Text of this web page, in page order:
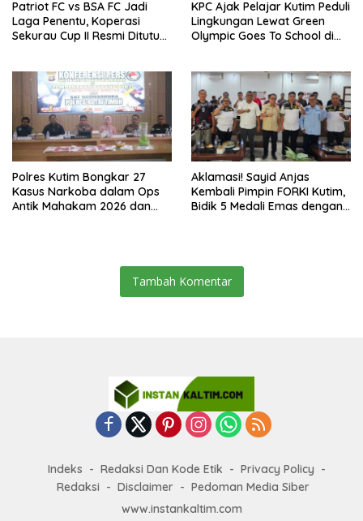
Patriot FC vs BSA FC Jadi
Laga Penentu, Koperasi
Sekurau Cup II Resmi Ditutup
KPC Ajak Pelajar Kutim Peduli
Lingkungan Lewat Green
Olympic Goes To School di
Polres Kutim Bongkar 27
Kasus Narkoba dalam Ops
Antik Mahakam 2026 dan
Aklamasi! Sayid Anjas
Kembali Pimpin FORKI Kutim,
Bidik 5 Medali Emas dengan
Tambah Komentar
Indeks Redaksi Dan Kode Etik
Privacy Policy
Redaksi
Disclaimer
Pedoman Media Siber
www.instankaltim.com